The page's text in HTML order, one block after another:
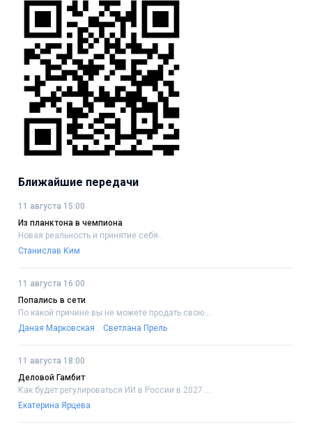
Ближайшие передачи
11 августа 15:00
Из планктона в чемпиона
Новая реальность и принятие себя..
Станислав Ким
11 августа 16:00
Попались в сети
По какой причине вы не можете продать свою....
Даная Марковская
Светлана Прель
11 августа 18:00
Деловой Гамбит
Как будет регулироваться ИИ в России в 2027....
Екатерина Ярцева